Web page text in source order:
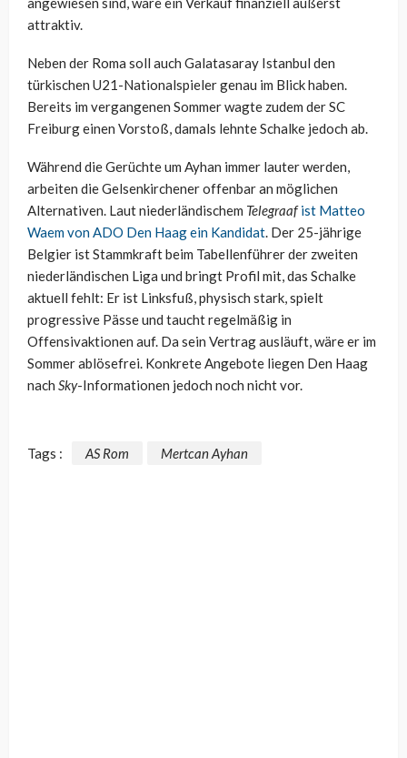
attraktiv.
Neben der Roma soll auch Galatasaray Istanbul den
türkischen U21-Nationalspieler genau im Blick haben.
Bereits im vergangenen Sommer wagte zudem der SC
Freiburg einen Vorstoß, damals lehnte Schalke jedoch ab.
Während die Gerüchte um Ayhan immer lauter werden,
arbeiten die Gelsenkirchener offenbar an möglichen
Alternativen. Laut niederländischem Telegraaf ist Matteo
Waem von ADO Den Haag ein Kandidat. Der 25-jährige
Belgier ist Stammkraft beim Tabellenführer der zweiten
niederländischen Liga und bringt Profil mit, das Schalke
aktuell fehlt: Er ist Linksfuß, physisch stark, spielt
progressive Pässe und taucht regelmäßig in
Offensivaktionen auf. Da sein Vertrag ausläuft, wäre er im
Sommer ablösefrei. Konkrete Angebote liegen Den Haag
nach Sky-Informationen jedoch noch nicht vor.
Tags : AS Rom Mertcan Ayhan